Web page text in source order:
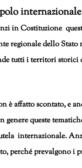
in Costituzione
regionale dello
tutti i territori
affatto scontato, e
queste
internazionale.
perché prevalgono i